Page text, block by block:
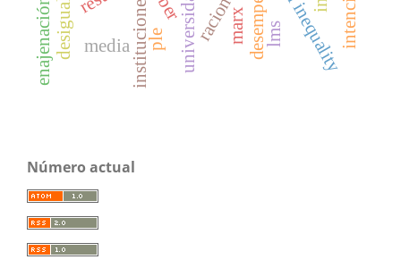
universidad
instituciones
enajenación marx
media ple lms
Número actual